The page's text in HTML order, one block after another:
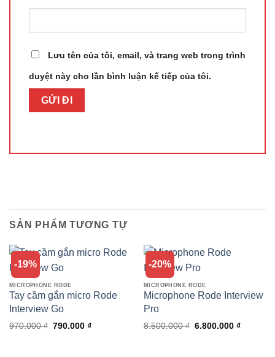
Lưu tên của tôi, email, và trang web trong trình
duyệt này cho lần bình luận kế tiếp của tôi.
SẢN PHẨM TƯƠNG TỰ
-19%
MICROPHONE RODE
Tay cầm gắn micro Rode
Interview Go
970.000₫ Giá
790.000 ₫Giá
-20%
MICROPHONE RODE
Microphone Rode Interview
Pro
8.500.000₫ Giá
6.800.000 ₫Giá